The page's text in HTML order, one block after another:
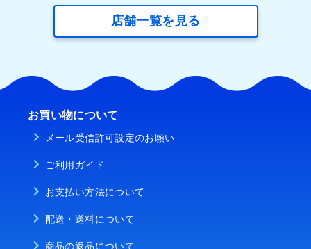
店舗一覧を見る
お買い物について
メール受信許可設定のお願い
ご利用ガイド
お支払い方法について
配送・送料について
商品の返品について